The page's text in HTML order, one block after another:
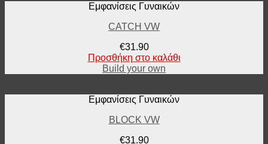
Εμφανίσεις Γυναικών
CATCH VW
€31.90
Προσθήκη στο καλάθι
Build your own
Εμφανίσεις Γυναικών
BLOCK VW
€31.90